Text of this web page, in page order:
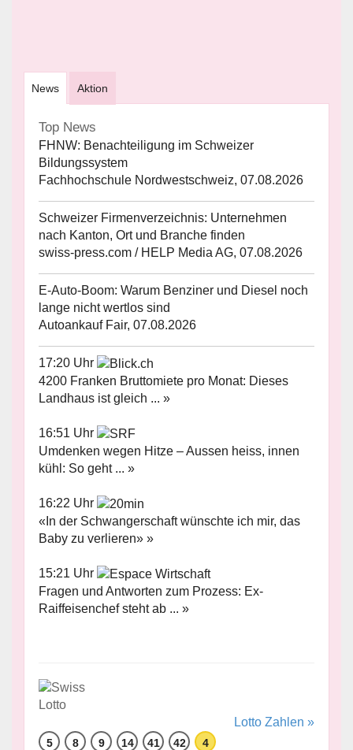
News Aktion
Top News
FHNW: Benachteiligung im Schweizer
Bildungssystem
Fachhochschule Nordwestschweiz, 07.08.2026
Schweizer Firmenverzeichnis: Unternehmen
nach Kanton, Ort und Branche finden
swiss-press.com / HELP Media AG, 07.08.2026
E-Auto-Boom: Warum Benziner und Diesel noch
lange nicht wertlos sind
Autoankauf Fair, 07.08.2026
17:20 Uhr
4200 Franken Bruttomiete pro Monat: Dieses
Landhaus ist gleich ... »
16:51 Uhr
Umdenken wegen Hitze – Aussen heiss, innen
kühl: So geht ... »
16:22 Uhr
«In der Schwangerschaft wünschte ich mir, das
Baby zu verlieren» »
15:21 Uhr
Fragen und Antworten zum Prozess: Ex-
Raiffeisenchef steht ab ... »
Lotto Zahlen »
5 8 9 14 41 42 4